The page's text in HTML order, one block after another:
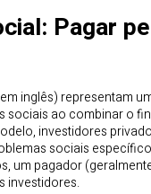
Pagar
inglês) representam
sociais ao combinar o
investidores
sociais
um pagador
investidores.